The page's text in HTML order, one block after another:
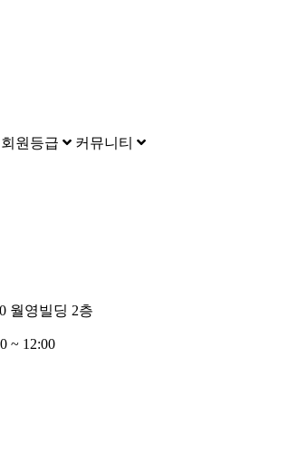
회원등급 커뮤니티
월영빌딩 2층
~ 12:00